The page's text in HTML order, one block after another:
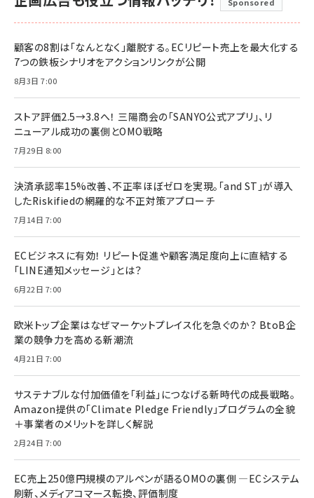
Sponsored
顧客の8割は「なんとなく」離脱する。ECリピート売上を最大化する
7つの鉄板シナリオをアクションリンクが公開
8月3日 7:00
ストア評価2.5→3.8へ！ 三陽商会の「SANYO公式アプリ」、リ
ニューアル成功の裏側とOMO戦略
7月29日 8:00
決済承認率15%改善、不正率ほぼゼロを実現。「and ST」が導入
したRiskifiedの網羅的な不正対策アプローチ
7月14日 7:00
ECビジネスに有効！ リピート促進や顧客満足度向上に直結する
「LINE通知メッセージ」とは？
6月22日 7:00
欧米トップ企業はなぜマーケットプレイス化を急ぐのか？ BtoB企
業の競争力を高める新潮流
4月21日 7:00
サステナブルな付加価値を「利益」につなげる新時代の成長戦略。
Amazon提供の「Climate Pledge Friendly」プログラムの全貌
＋事業者のメリットを詳しく解説
2月24日 7:00
EC売上250億円規模のアルペンが語るOMOの裏側 ―ECシステム
刷新、メディアコマース転換、評価制度